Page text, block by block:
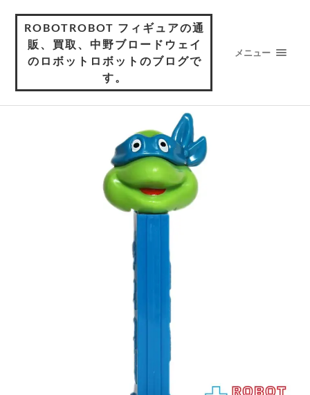
ROBOTROBOT フィギュアの通
販、買取、中野ブロードウェイ
のロボットロボットのブログで
す。
メニュー